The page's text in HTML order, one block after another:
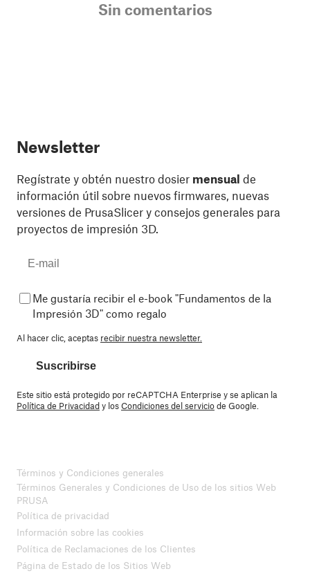
Sin comentarios
Newsletter
Regístrate y obtén nuestro dosier mensual de
información útil sobre nuevos firmwares, nuevas
versiones de PrusaSlicer y consejos generales para
proyectos de impresión 3D.
Me gustaría recibir el e-book "Fundamentos de la
Impresión 3D" como regalo
Al hacer clic, aceptas recibir nuestra newsletter.
Suscribirse
Este sitio está protegido por reCAPTCHA Enterprise y se aplican la
Política de Privacidady losCondiciones del serviciode Google.
Términos y Condiciones generales
Términos Generales y Condiciones de Uso de los sitios Web
PRUSA
Política de privacidad
Información sobre las cookies
Política de Reclamaciones de los Clientes
Página de Estado de los Sitios Web